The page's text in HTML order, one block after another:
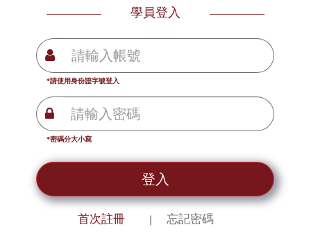
學員登入
*請使用身份證字號登入
*密碼分大小寫
登入
首次註冊 忘記密碼